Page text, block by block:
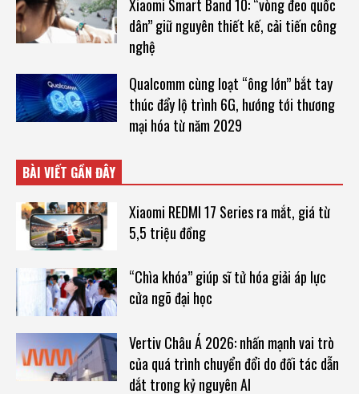
Xiaomi Smart Band 10: “vòng đeo quốc
dân” giữ nguyên thiết kế, cải tiến công
nghệ
Qualcomm cùng loạt “ông lớn” bắt tay
thúc đẩy lộ trình 6G, hướng tới thương
mại hóa từ năm 2029
BÀI VIẾT GẦN ĐÂY
Xiaomi REDMI 17 Series ra mắt, giá từ
5,5 triệu đồng
“Chìa khóa” giúp sĩ tử hóa giải áp lực
cửa ngõ đại học
Vertiv Châu Á 2026: nhấn mạnh vai trò
của quá trình chuyển đổi do đối tác dẫn
dắt trong kỷ nguyên AI